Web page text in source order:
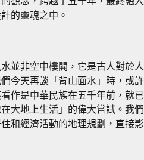
的靈魂之中。
並非空中樓閣，它是古人對於人
今天再談「背山面水」時，或許
作是中華民族在五千年前，就已
大地上生活」的偉大嘗試。我們
和經濟活動的地理規劃，直接影